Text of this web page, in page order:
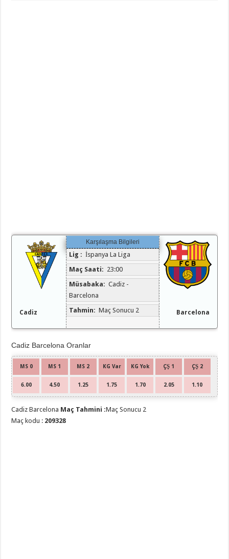
Cadiz
Karşılaşma Bilgileri
Lig : İspanya La Liga
Maç Saati: 23:00
Müsabaka: Cadiz -
Barcelona
Tahmin: Maç Sonucu 2 Barcelona
Cadiz Barcelona Oranlar
MS 0 MS 1 MS 2 KG Var KG Yok ÇŞ 1 ÇŞ 2
6.00 4.50 1.25 1.75 1.70 2.05 1.10
Cadiz Barcelona Maç Tahmini :Maç Sonucu 2
Maç kodu : 209328